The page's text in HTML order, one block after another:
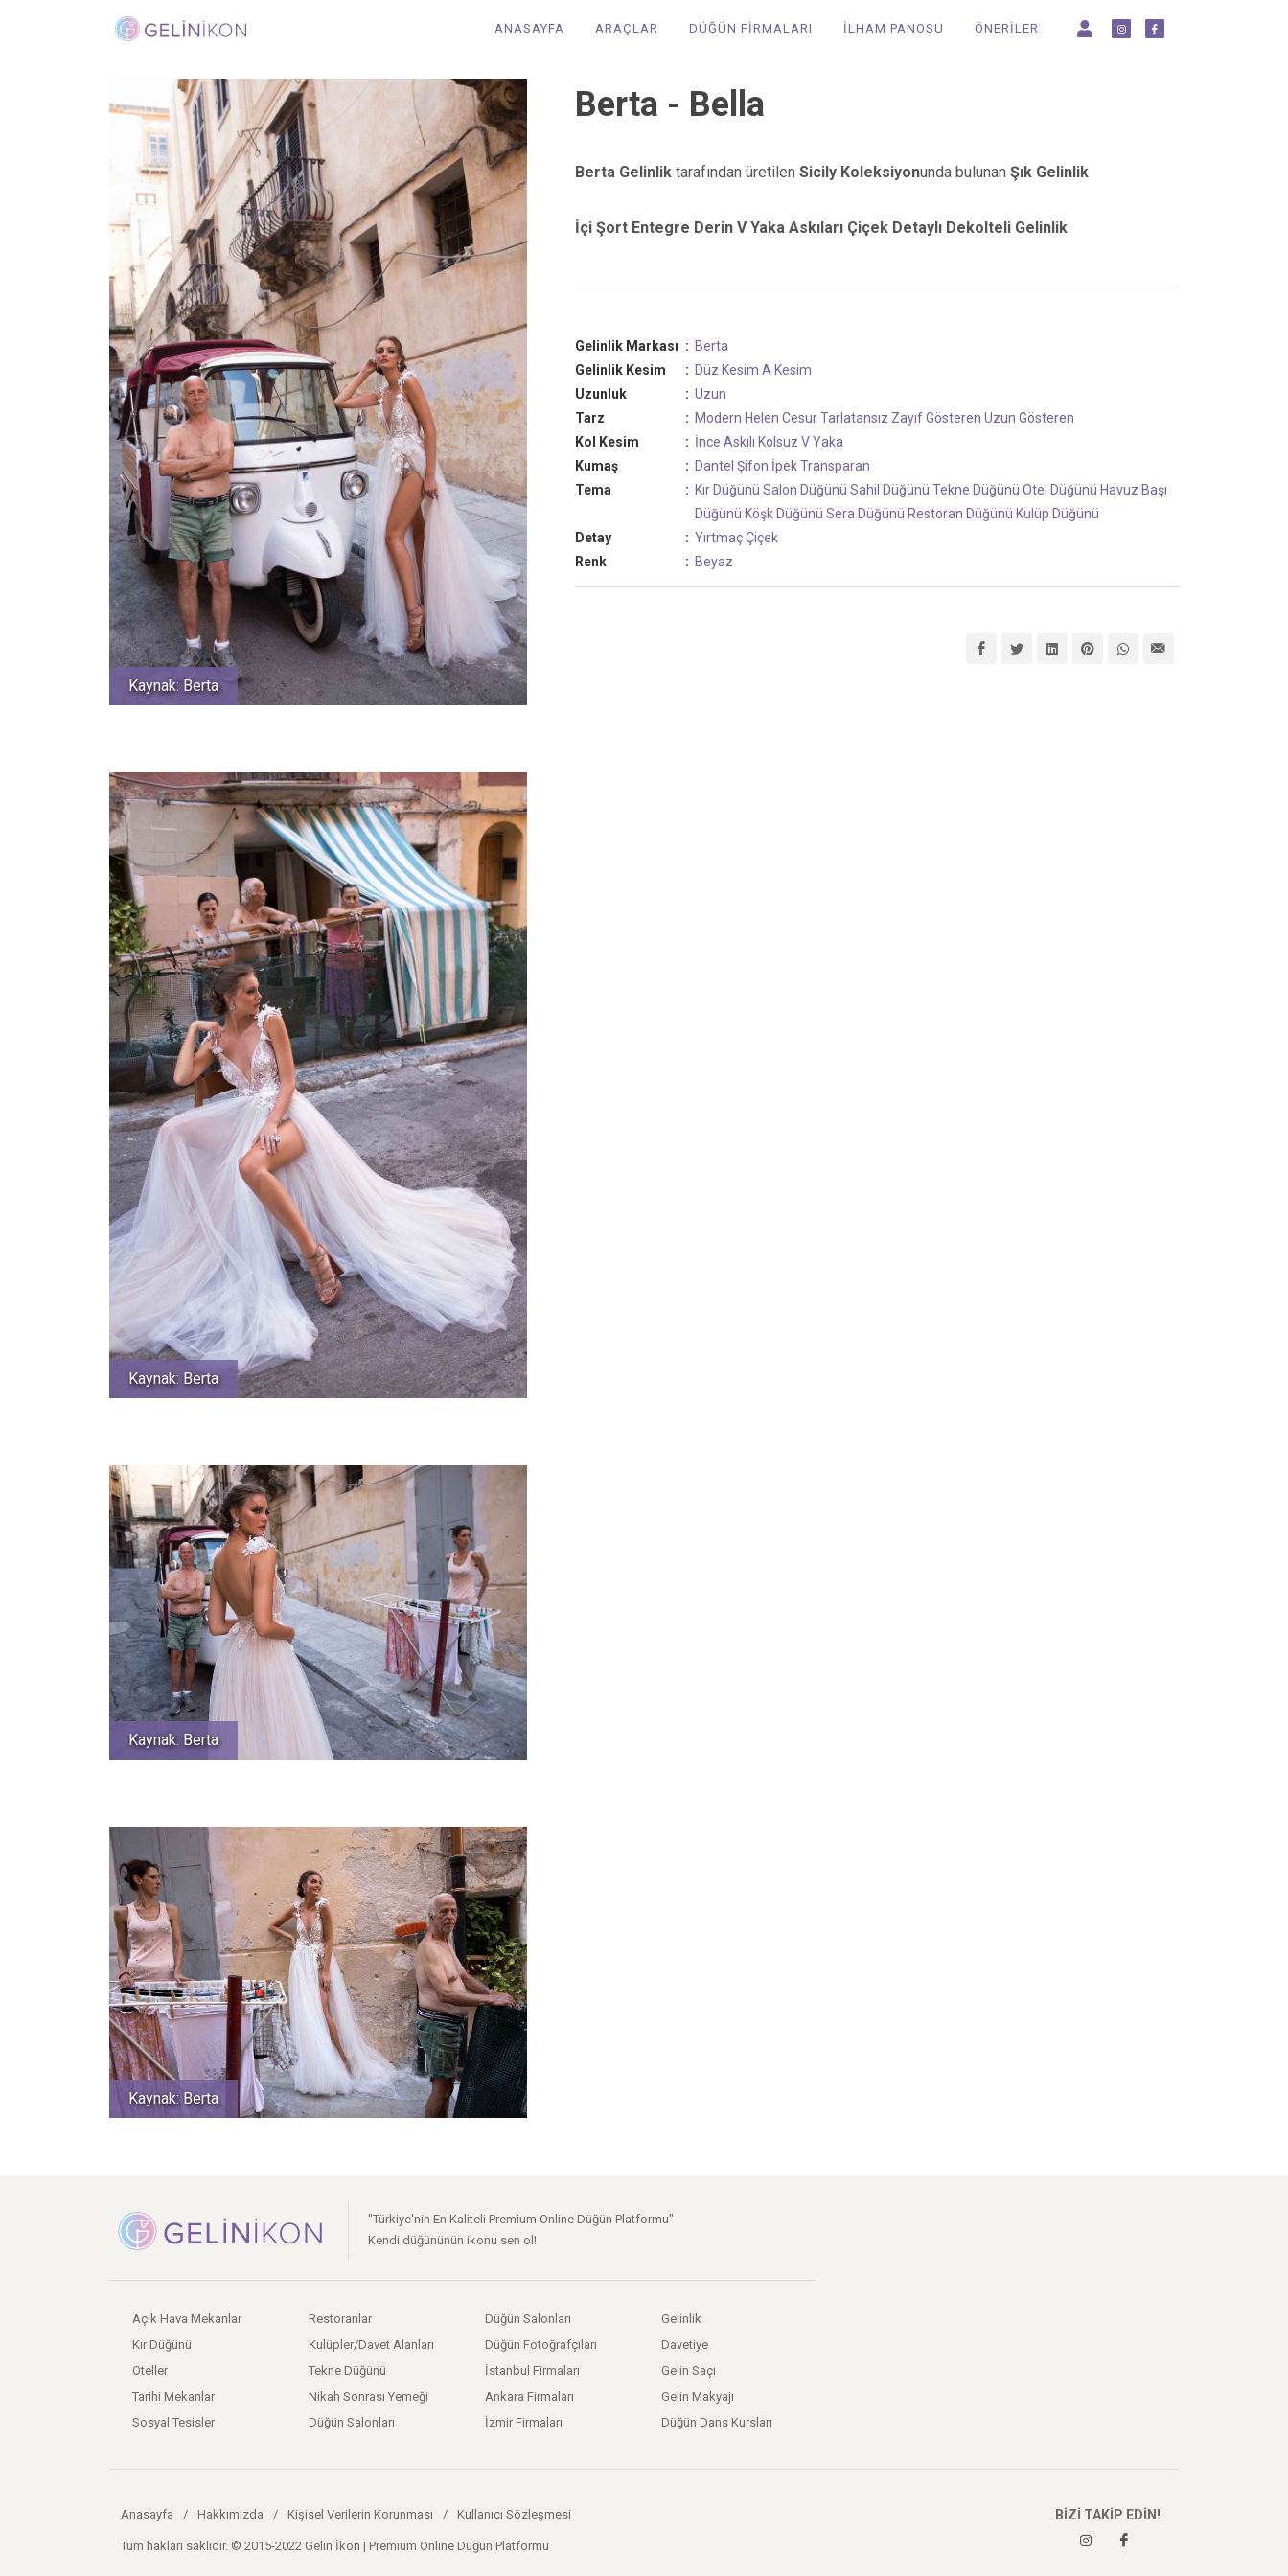
ANASAYFA ARAÇLAR DÜĞÜN FİRMALARI İLHAM PANOSU ÖNERİLER
Kaynak: Berta
Kaynak: Berta
Kaynak: Berta
Kaynak: Berta
Berta - Bella
Berta Gelinliktarafından üretilen Sicily Koleksiyonunda bulunan Şık Gelinlik
İçi Şort Entegre Derin V Yaka Askıları Çiçek Detaylı Dekolteli Gelinlik
Gelinlik Markası : Berta
Gelinlik Kesim
: Düz Kesim A Kesim
Uzunluk
: Uzun
Tarz
: Modern Helen CesurTarlatansız Zayıf Gösteren Uzun Gösteren
Kol Kesim
: İnce Askılı Kolsuz V Yaka
Kumaş
: Dantel Şifon İpekTransparan
Tema
: Kır Düğünü Salon Düğünü Sahil Düğünü Tekne Düğünü Otel Düğünü Havuz Başı
Düğünü Köşk Düğünü Sera Düğünü Restoran Düğünü Kulüp Düğünü
Detay
: YırtmaçÇiçek
Renk
: Beyaz
"Türkiye'nin En Kaliteli Premium Online Düğün Platformu"
Kendi düğününün ikonu sen ol!
Açık Hava Mekanlar
Kır Düğünü
Oteller
Tarihi Mekanlar
Sosyal Tesisler
Restoranlar
Kulüpler/Davet Alanları
Tekne Düğünü
Nikah Sonrası Yemeği
Düğün Salonları
Düğün Salonları
Düğün Fotoğrafçıları
İstanbul Firmaları
Ankara Firmaları
İzmir Firmaları
Gelinlik
Davetiye
Gelin Saçı
Gelin Makyajı
Düğün Dans Kursları
Anasayfa / Hakkımızda / Kişisel Verilerin Korunması / Kullanıcı Sözleşmesi
Tüm hakları saklıdır. © 2015-2022 Gelin İkon | Premium Online Düğün Platformu
BİZİ TAKİP EDİN!